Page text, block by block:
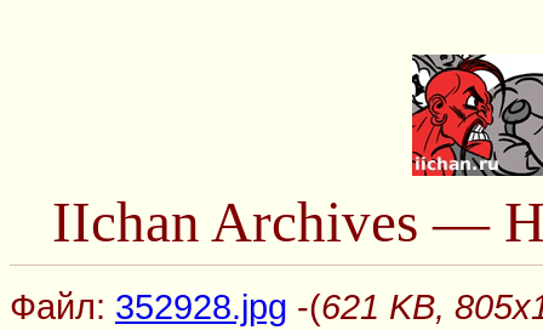
IIchan Archives —
Файл: 352928.jpg -(621 KB,